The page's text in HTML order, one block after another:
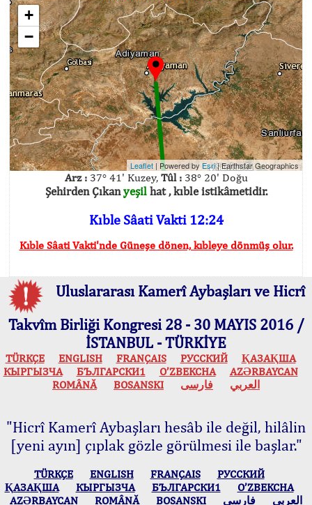
+
−
Leaflet | Powered by Esri|Earthstar Geographics
Arz :37° 41' Kuzey, Tûl :38° 20' Doğu
Şehirden Çıkanyeşilhat , kıble istikâmetidir.
Kıble Sâati Vakti 12:24
Kıble Sâati Vakti'nde Güneşe dönen, kıbleye dönmüş olur.
Uluslararası Kamerî Aybaşları ve Hicrî
Takvîm Birliği Kongresi 28 - 30 MAYIS 2016 /
İSTANBUL - TÜRKİYE
TÜRKÇE ENGLISH FRANÇAIS РУССКИЙ
ҚАЗАҚША
КЫPГЫЗЧA
БЪЛГАРСКИ1 O’ZBEKCHA
AZӘRBAYCAN
ROMÂNĂ
BOSANSKI العربي فارسی
"Hicrî Kamerî Aybaşları hesâb ile değil, hilâlin
[yeni ayın] çıplak gözle görülmesi ile başlar."
TÜRKÇE ENGLISH FRANÇAIS
РУССКИЙ
ҚАЗАҚША
КЫPГЫЗЧA БЪЛГАРСКИ1
O’ZBEKCHA
AZӘRBAYCAN
ROMÂNĂ BOSANSKI العربي فارسی